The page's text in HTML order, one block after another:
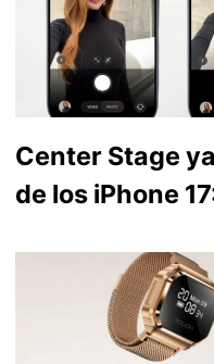
Center Stage
de los iPhone